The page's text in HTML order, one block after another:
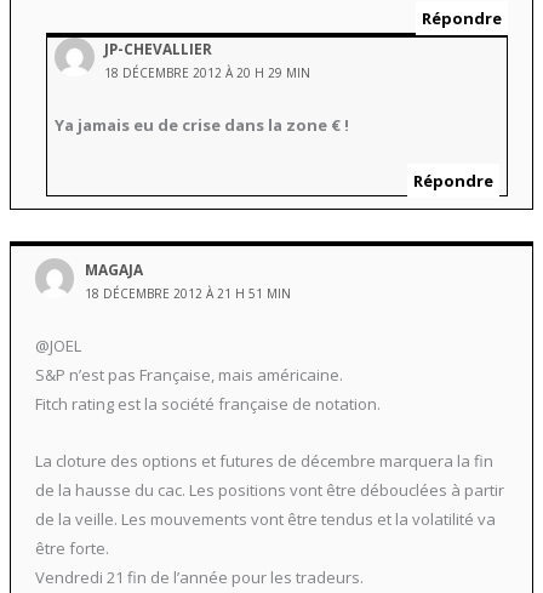
Répondre
JP-CHEVALLIER
18 DÉCEMBRE 2012 À 20 H 29 MIN
Ya jamais eu de crise dans la zone € !
Répondre
MAGAJA
18 DÉCEMBRE 2012 À 21 H 51 MIN
@JOEL
S&P n’est pas Française, mais américaine.
Fitch rating est la société française de notation.
La cloture des options et futures de décembre marquera la fin
de la hausse du cac. Les positions vont être débouclées à partir
de la veille. Les mouvements vont être tendus et la volatilité va
être forte.
Vendredi 21 fin de l’année pour les tradeurs.